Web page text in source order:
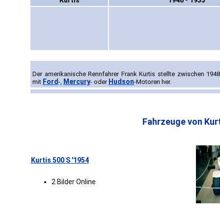
Der amerikanische Rennfahrer Frank Kurtis stellte zwischen
mit Ford -, Mercury- oder Hudson-Motoren her.
Fahrzeuge von
Kurtis 500 S '1954
2 Bilder Online